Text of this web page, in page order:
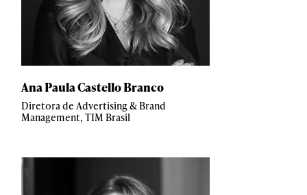
Ana Paula Castello Branco
Diretora de Advertising & Brand
Management, TIM Brasil